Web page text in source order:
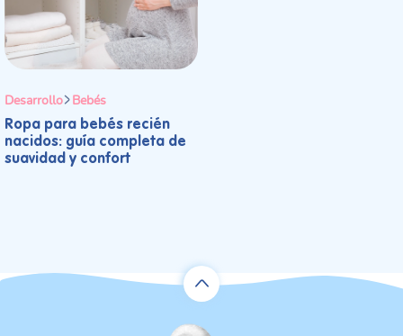
Desarrollo Bebés
Ropa para bebés recién
nacidos: guía completa de
suavidad y confort